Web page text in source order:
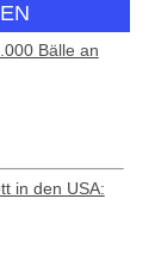
Bälle an
in den USA: